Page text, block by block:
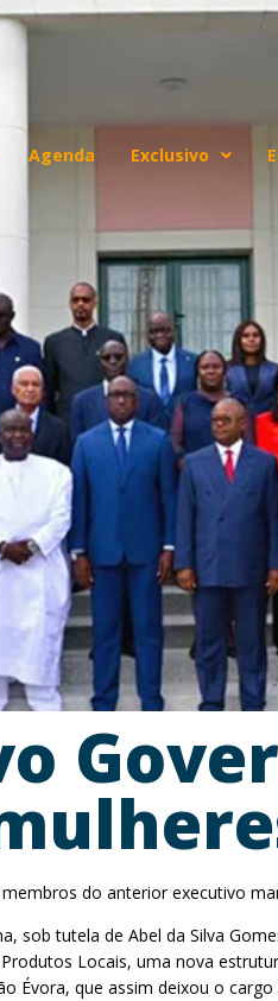
Agenda Exclusivo
do anterior executivo
sob tutela de Abel da Silva
Locais, uma nova
Évora, que assim deixou o